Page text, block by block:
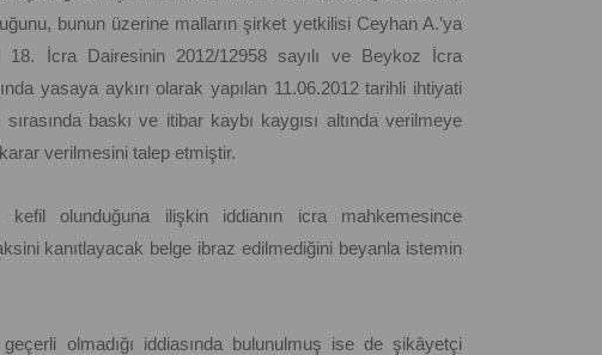
bunun üzerine malların şirket yetkilisi Ceyhan A.’ya
18. İcra Dairesinin 2012/12958 sayılı ve Beykoz İcra
yasaya aykırı olarak yapılan 11.06.2012 tarihli ihtiyati
baskı ve itibar kaybı kaygısı altında verilmeye
verilmesini talep etmiştir.
kefil olunduğuna ilişkin iddianın icra mahkemesince
kanıtlayacak belge ibraz edilmediğini beyanla istemin
olmadığı iddiasında bulunulmuş ise de şikâyetçi